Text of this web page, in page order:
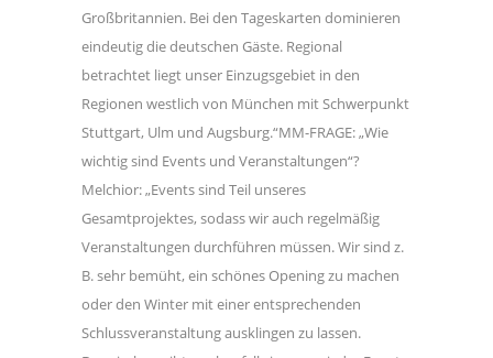
Großbritannien. Bei den Tageskarten dominieren
eindeutig die deutschen Gäste. Regional
betrachtet liegt unser Einzugsgebiet in den
Regionen westlich von München mit Schwerpunkt
Stuttgart, Ulm und Augsburg.“MM-FRAGE: „Wie
wichtig sind Events und Veranstaltungen“?
Melchior: „Events sind Teil unseres
Gesamtprojektes, sodass wir auch regelmäßig
Veranstaltungen durchführen müssen. Wir sind z.
B. sehr bemüht, ein schönes Opening zu machen
oder den Winter mit einer entsprechenden
Schlussveranstaltung ausklingen zu lassen.